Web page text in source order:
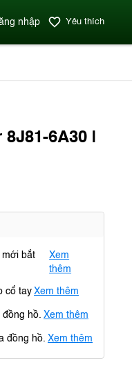
nhập Yêu thích
6A30 |
bắt
Xem
thêm
cổ tay Xem thêm
đồng hồ. Xem thêm
đồng hồ. Xem thêm